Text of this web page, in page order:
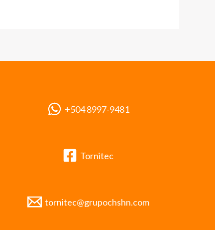
+504 8997-9481
Tornitec
tornitec@grupochshn.com